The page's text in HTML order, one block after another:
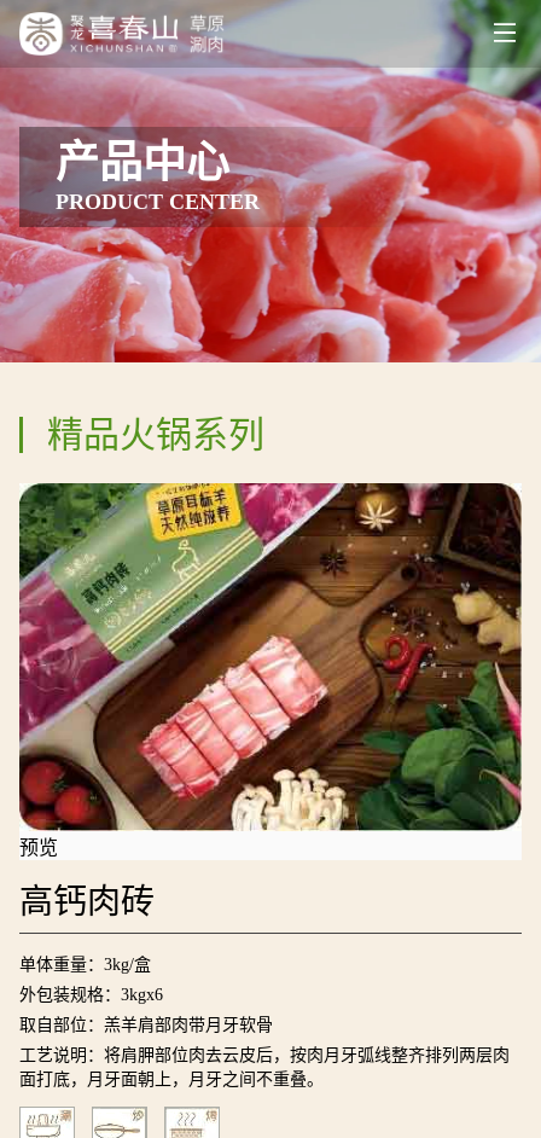
产品中心
PRODUCT CENTER
精品火锅系列
预览
高钙肉砖
单体重量：3kg/盒
外包装规格：3kgx6
取自部位：羔羊肩部肉带月牙软骨
工艺说明：将肩胛部位肉去云皮后，按肉月牙弧线整齐排列两层肉
面打底，月牙面朝上，月牙之间不重叠。